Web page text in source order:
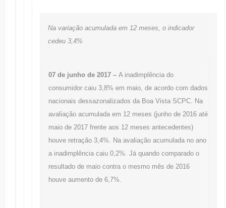
Na variação acumulada em 12 meses, o indicador
cedeu 3,4%
07 de junho de 2017 – A inadimplência do
consumidor caiu 3,8% em maio, de acordo com dados
nacionais dessazonalizados da Boa Vista SCPC. Na
avaliação acumulada em 12 meses (junho de 2016 até
maio de 2017 frente aos 12 meses antecedentes)
houve retração 3,4%. Na avaliação acumulada no ano
a inadimplência caiu 0,2%. Já quando comparado o
resultado de maio contra o mesmo mês de 2016
houve aumento de 6,7%.